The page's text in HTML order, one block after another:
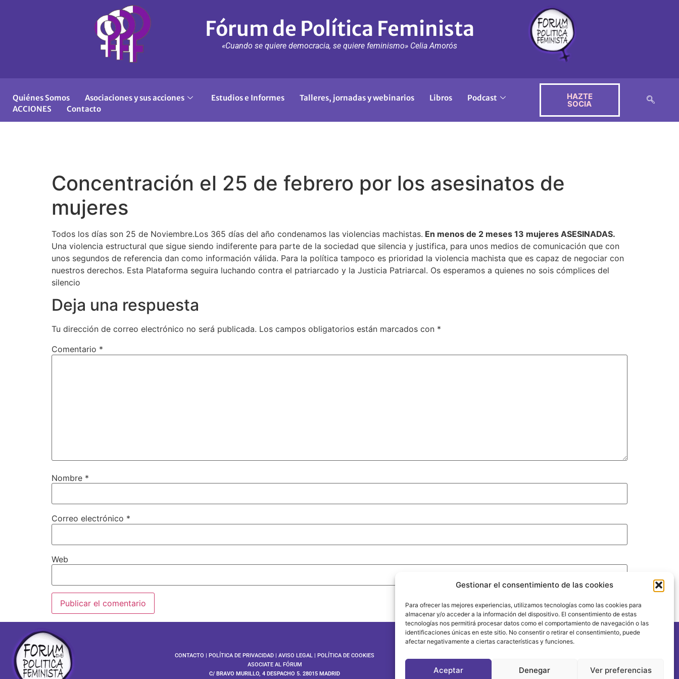
Gestionar el consentimiento de las cookies
Para ofrecer las mejores experiencias, utilizamos tecnologías como las cookies para
almacenar y/o acceder a la información del dispositivo. El consentimiento de estas
tecnologías nos permitirá procesar datos como el comportamiento de navegación o las
identificaciones únicas en este sitio. No consentir o retirar el consentimiento, puede
afectar negativamente a ciertas características y funciones.
Aceptar Denegar Ver preferencias
Fórum de Política Feminista
«Cuando se quiere democracia, se quiere feminismo» Celia Amorós
Quiénes Somos Asociaciones y sus acciones Estudios e Informes Talleres, jornadas y webinarios Libros
Podcast
ACCIONES
Contacto
HAZTE
SOCIA
Concentración el 25 de febrero por los asesinatos de
mujeres
Todos los días son 25 de Noviembre.Los 365 días del año condenamos las violencias machistas. En menos de 2 meses 13 mujeres ASESINADAS.
Una violencia estructural que sigue siendo indiferente para parte de la sociedad que silencia y justifica, para unos medios de comunicación que con
unos segundos de referencia dan como información válida. Para la política tampoco es prioridad la violencia machista que es capaz de negociar con
nuestros derechos. Esta Plataforma seguira luchando contra el patriarcado y la Justicia Patriarcal. Os esperamos a quienes no sois cómplices del
silencio
Deja una respuesta
Tu dirección de correo electrónico no será publicada. Los campos obligatorios están marcados con *
Comentario *
Nombre *
Correo electrónico *
Web
CONTACTO POLÍTICA DE PRIVACIDAD |AVISO LEGAL
POLÍTICA DE COOKIES
ASOCIATE AL FÓRUM
C/ BRAVO MURILLO, 4 DESPACHO 5. 28015 MADRID